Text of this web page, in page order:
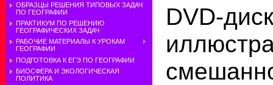
ОБРАЗЦЫ РЕШЕНИЯ ТИПОВЫХ ЗАДАЧ
ПО ГЕОГРАФИИ
ПРАКТИКУМ ПО РЕШЕНИЮ
ГЕОГРАФИЧЕСКИХ ЗАДАЧ
РАБОЧИЕ МАТЕРИАЛЫ К УРОКАМ
ГЕОГРАФИИ
ПОДГОТОВКА К ЕГЭ ПО ГЕОГРАФИИ
БИОСФЕРА И ЭКОЛОГИЧЕСКАЯ
ПОЛИТИКА
DVD-